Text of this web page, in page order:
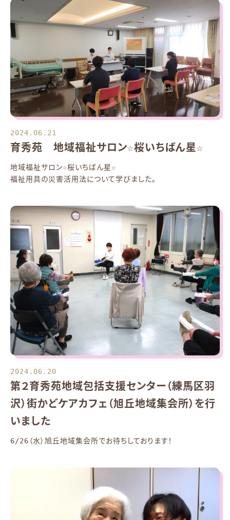
2024.06.21
育秀苑 地域福祉サロン☆桜いちばん星☆
地域福祉サロン☆桜いちばん星☆
福祉用具の災害活用法について学びました。
2024.06.20
第２育秀苑地域包括支援センター（練馬区羽
沢）街かどケアカフェ（旭丘地域集会所）を行
いました
6/26（水）旭丘地域集会所でお待ちしております！